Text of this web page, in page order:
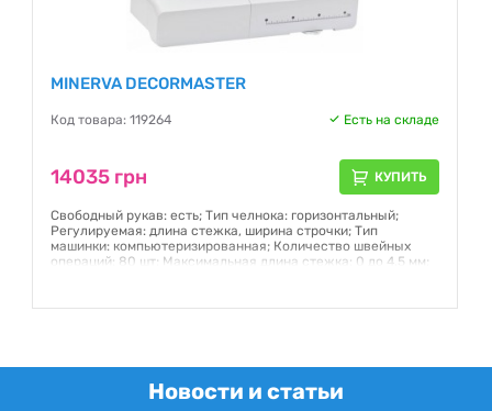
MINERVA DECORMASTER
Код товара: 119264 Есть на складе
14035 грн КУПИТЬ
Свободный рукав: есть; Тип челнока: горизонтальный;
Регулируемая: длина стежка, ширина строчки; Тип
машинки: компьютеризированная; Количество швейных
операций: 80 шт; Максимальная длина стежка: 0 до 4,5 мм;
Новости и статьи